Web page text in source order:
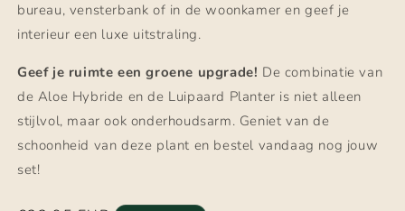
bureau, vensterbank of in de woonkamer en geef je
interieur een luxe uitstraling.
Geef je ruimte een groene upgrade! De combinatie van
de Aloe Hybride en de Luipaard Planter is niet alleen
stijlvol, maar ook onderhoudsarm. Geniet van de
schoonheid van deze plant en bestel vandaag nog jouw
set!